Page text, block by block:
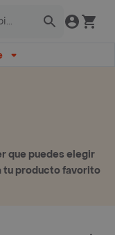
que puedes elegir
tu producto favorito